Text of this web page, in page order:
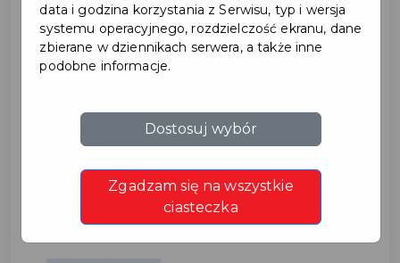
Życzenia Wielkanocne 2026
#ŚWIĘTO
#BURMISTRZ
data i godzina korzystania z Serwisu, typ i wersja
systemu operacyjnego, rozdzielczość ekranu, dane
zbierane w dziennikach serwera, a także inne
podobne informacje.
Dostosuj wybór
Zgadzam się na wszystkie
ciasteczka